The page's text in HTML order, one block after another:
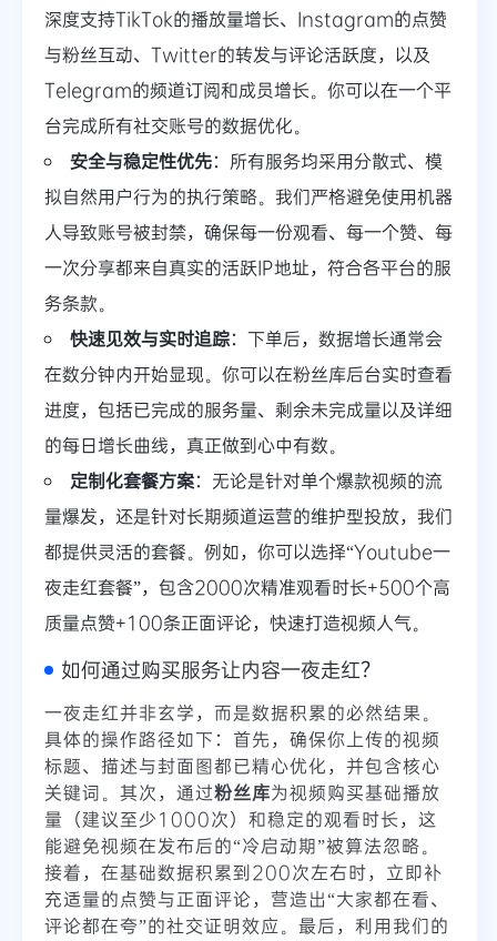
深度支持TikTok的播放量增长、Instagram的点赞
与粉丝互动、Twitter的转发与评论活跃度，以及
Telegram的频道订阅和成员增长。你可以在一个平
台完成所有社交账号的数据优化。
安全与稳定性优先：所有服务均采用分散式、模
拟自然用户行为的执行策略。我们严格避免使用机器
人导致账号被封禁，确保每一份观看、每一个赞、每
一次分享都来自真实的活跃IP地址，符合各平台的服
务条款。
快速见效与实时追踪：下单后，数据增长通常会
在数分钟内开始显现。你可以在粉丝库后台实时查看
进度，包括已完成的服务量、剩余未完成量以及详细
的每日增长曲线，真正做到心中有数。
定制化套餐方案：无论是针对单个爆款视频的流
量爆发，还是针对长期频道运营的维护型投放，我们
都提供灵活的套餐。例如，你可以选择“Youtube一
夜走红套餐”，包含2000次精准观看时长+500个高
质量点赞+100条正面评论，快速打造视频人气。
如何通过购买服务让内容一夜走红？
一夜走红并非玄学，而是数据积累的必然结果。
具体的操作路径如下：首先，确保你上传的视频
标题、描述与封面图都已精心优化，并包含核心
关键词。其次，通过粉丝库为视频购买基础播放
量（建议至少1000次）和稳定的观看时长，这
能避免视频在发布后的“冷启动期”被算法忽略。
接着，在基础数据积累到200次左右时，立即补
充适量的点赞与正面评论，营造出“大家都在看、
评论都在夸”的社交证明效应。最后，利用我们的